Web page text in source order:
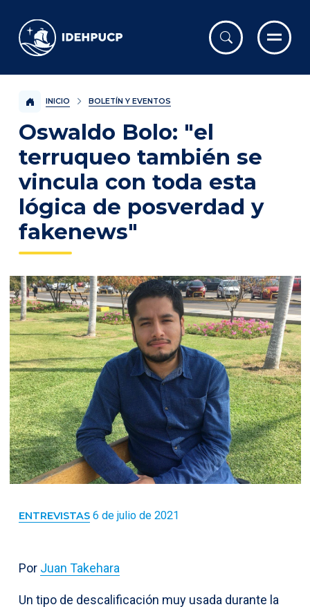
IDEHPUCP
INICIO BOLETÍN Y EVENTOS
Oswaldo Bolo: "el
terruqueo también se
vincula con toda esta
lógica de posverdad y
fakenews"
ENTREVISTAS 6 de julio de 2021
Por Juan Takehara
Un tipo de descalificación muy usada durante la